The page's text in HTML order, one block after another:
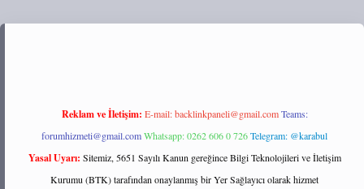
tulipbett.net/
Reklam ve İletişim: E-mail:backlinkpaneli@gmail.com Teams:
forumhizmeti@gmail.comWhatsapp: 0262 606 0 726Telegram: @karabul
Yasal Uyarı: Sitemiz, 5651 Sayılı Kanun gereğince Bilgi Teknolojileri ve İletişim
Kurumu (BTK) tarafından onaylanmış bir Yer Sağlayıcı olarak hizmet